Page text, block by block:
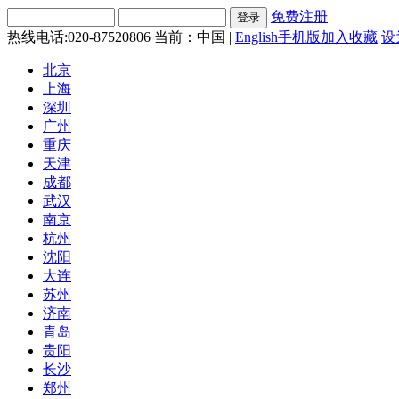
免费注册
热线电话:020-87520806 当前：中国 | English手机版加入收藏 设
北京
上海
深圳
广州
重庆
天津
成都
武汉
南京
杭州
沈阳
大连
苏州
济南
青岛
贵阳
长沙
郑州